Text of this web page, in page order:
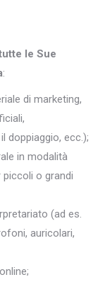
le Sue
:
di marketing,
doppiaggio, ecc.);
in modalità
o grandi
(ad es.
auricolari,